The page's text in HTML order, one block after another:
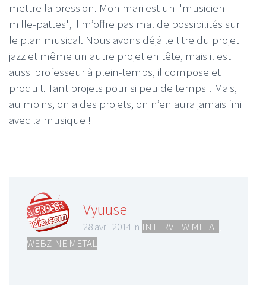
mettre la pression. Mon mari est un "musicien
mille-pattes", il m’offre pas mal de possibilités sur
le plan musical. Nous avons déjà le titre du projet
jazz et même un autre projet en tête, mais il est
aussi professeur à plein-temps, il compose et
produit. Tant projets pour si peu de temps ! Mais,
au moins, on a des projets, on n’en aura jamais fini
avec la musique !
Vyuuse
28 avril 2014 in INTERVIEW METAL
WEBZINE METAL